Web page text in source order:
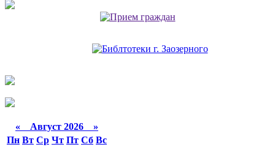
« Август 2026 »
Пн Вт Ср Чт Пт Сб Вс